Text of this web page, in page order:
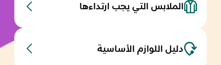
الملابس التي يجب ارتداءها
دليل اللوازم الأساسية